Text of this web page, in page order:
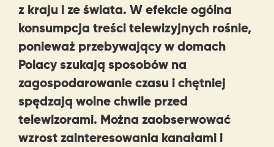
z kraju i ze świata. W efekcie ogólna
konsumpcja treści telewizyjnych rośnie,
ponieważ przebywający w domach
Polacy szukają sposobów na
zagospodarowanie czasu i chętniej
spędzają wolne chwile przed
telewizorami. Można zaobserwować
wzrost zainteresowania kanałami i